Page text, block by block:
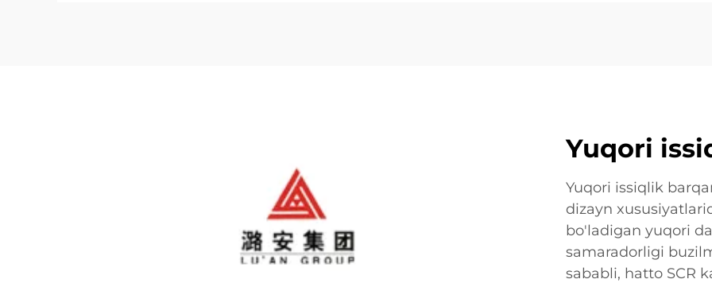
Yuqori
Yuqori issiqlik
dizayn
bo'ladigan yuqori
samaradorligi
sababli, hatto SCR